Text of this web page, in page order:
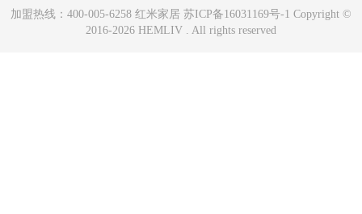
加盟热线：400-005-6258 红米家居 苏ICP备16031169号-1 Copyright ©
2016-2026 HEMLIV . All rights reserved